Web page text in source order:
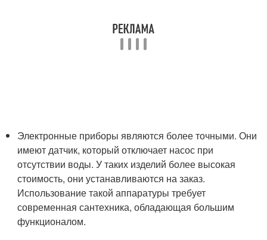
Электронные приборы являются более точными. Они
имеют датчик, который отключает насос при
отсутствии воды. У таких изделий более высокая
стоимость, они устанавливаются на заказ.
Использование такой аппаратуры требует
современная сантехника, обладающая большим
функционалом.